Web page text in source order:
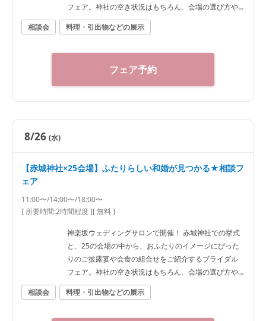
フェア。神社の空き状況はもちろん、会場の選び方や
予算など、ご希望に合わせた“和”の結婚式をご提案いた
します。神社結婚式のプロに何でもご相談下さい！ ◆
0～20：00（火曜定休） 【アクセス】 JR線「飯田橋
駅」西口徒歩3分／東京メトロ東西線・有楽町線・南北
相談会 料理・引出物などの展示
フェア予約
8/26 (水)
【赤城神社×25会場】ふたりらしい和婚が見つかる★相談フ
ェア
11:00〜/14:00〜/18:00〜
[ 所要時間:2時間程度][ 無料 ]
神楽坂ウェディングサロンで開催！ 赤城神社での挙式
と、25の会場の中から、おふたりのイメージにぴった
りのご披露宴や会食の組合せをご紹介するブライダル
フェア。神社の空き状況はもちろん、会場の選び方や
予算など、ご希望に合わせた“和”の結婚式をご提案いた
します。神社結婚式のプロに何でもご相談下さい！ ◆
相談会 料理・引出物などの展示